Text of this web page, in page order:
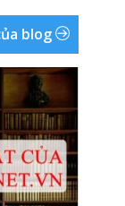
blog